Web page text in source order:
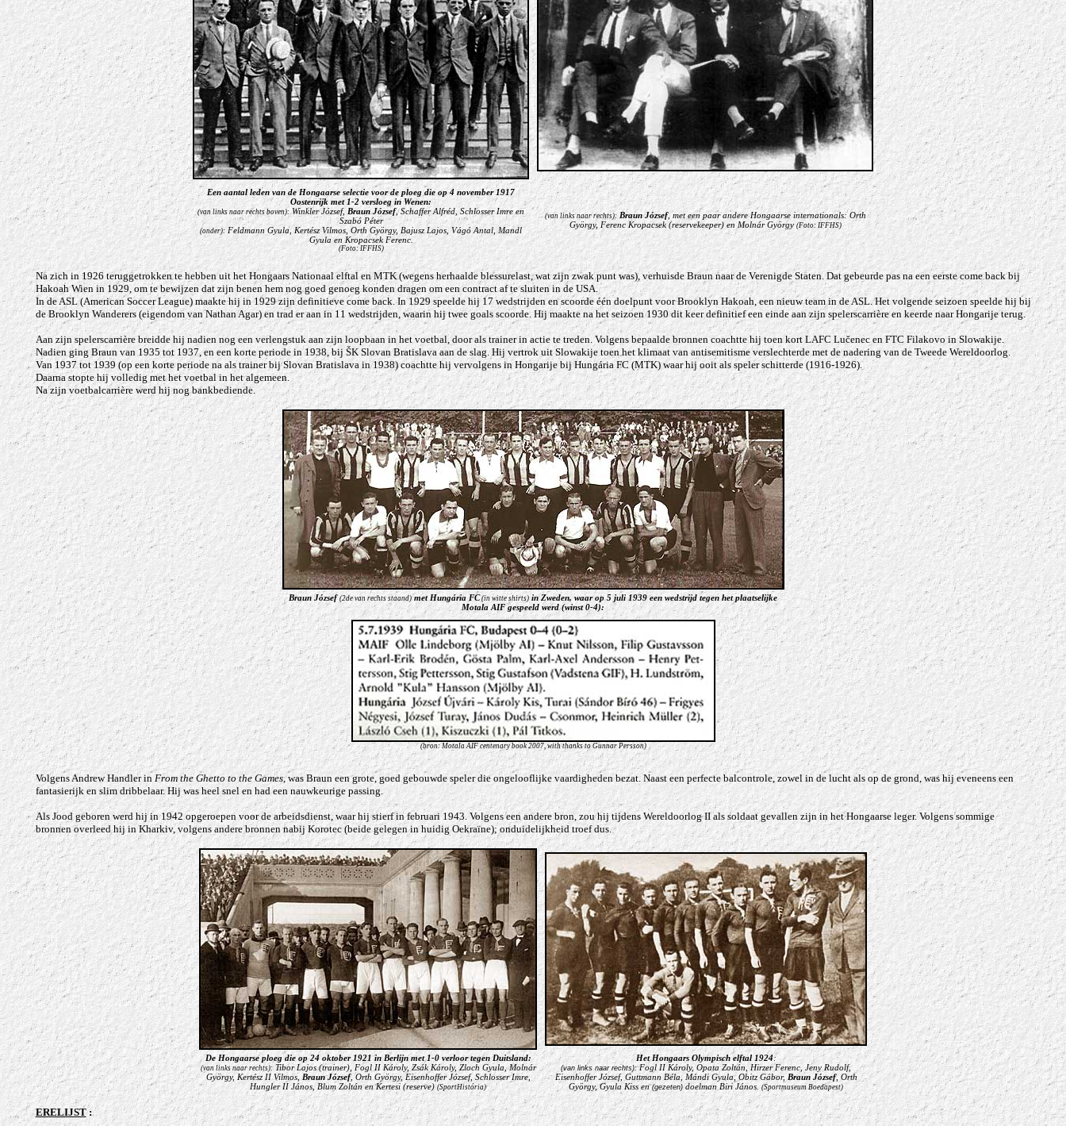
Een aantal leden van de Hongaarse selectie voor de ploeg die op 4 november 1917
Oostenrijk met 1-2 versloeg in Wenen:
(van links naar rechts boven): WinklerJózsef, BraunJózsef, SchafferAlfréd , SchlosserImre en
SzabóPéter
(onder): FeldmannGyula, KertészVilmos , Orth György, Bajusz Lajos , Vágó Antal , Mandl
Gyula en KropacsekFerenc.
(Foto: IFFHS)
(van links naar rechts): Braun József, met een paar andere Hongaarse internationals: Orth
György, Ferenc Kropacsek (reservekeeper) en Molnár György (Foto: IFFHS)
Na zich in 1926 teruggetrokken te hebben uit het Hongaars Nationaal elftal en MTK (wegens herhaalde blessurelast, wat zijn zwak punt was), verhuisde Braun naar de Verenigde Staten. Dat gebeurde pas na een eerste come back bij
Hakoah Wien in 1929, om te bewijzen dat zijn benen hem nog goed genoeg konden dragen om een contract af te sluiten in de USA.
In de ASL (American Soccer League) maakte hij in 1929 zijn definitieve come back. In 1929 speelde hij 17 wedstrijden en scoorde één doelpunt voor Brooklyn Hakoah, een nieuw team in de ASL. Het volgende seizoen speelde hij bij
de Brooklyn Wanderers (eigendom van Nathan Agar) en trad er aan in 11 wedstrijden, waarin hij twee goals scoorde. Hij maakte na het seizoen 1930 dit keer definitief een einde aan zijn spelerscarrière en keerde naar Hongarije terug.
Aan zijn spelerscarrière breidde hij nadien nog een verlengstuk aan zijn loopbaan in het voetbal, door als trainer in actie te treden. Volgens bepaalde bronnen coachtte hij toen kort LAFC Lučenec en FTC Filakovo in Slowakije.
Nadien ging Braun van 1935 tot 1937, en een korte periode in 1938, bij ŠK Slovan Bratislava aan de slag. Hij vertrok uit Slowakije toen het klimaat van antisemitisme verslechterde met de nadering van de Tweede Wereldoorlog.
Van 1937 tot 1939 (op een korte periode na als trainer bij Slovan Bratislava in 1938) coachtte hij vervolgens in Hongarije bij Hungária FC (MTK) waar hij ooit als speler schitterde (1916-1926).
Daarna stopte hij volledig met het voetbal in het algemeen.
Na zijn voetbalcarrière werd hij nog bankbediende.
Braun József (2de van rechts staand)met Hungária FC(in witte shirts)in Zweden, waarop 5 juli 1939 een wedstrijd tegen het plaatselijke
Motala AIF gespeeld werd (winst 0-4):
(bron: Motala AIF centenary book 2007, with thanks to Gunnar Persson)
Volgens Andrew Handler in From the Ghetto to the Games, was Braun een grote, goed gebouwde speler die ongelooflijke vaardigheden bezat. Naast een perfecte balcontrole, zowel in de lucht als op de grond, was hij eveneens een
fantasierijk en slim dribbelaar. Hij was heel snel en had een nauwkeurige passing.
Als Jood geboren werd hij in 1942 opgeroepen voor de arbeidsdienst, waar hij stierf in februari 1943. Volgens een andere bron, zou hij tijdens Wereldoorlog II als soldaat gevallen zijn in het Hongaarse leger. Volgens sommige
bronnen overleed hij in Kharkiv, volgens andere bronnen nabij Korotec (beide gelegen in huidig Oekraïne); onduidelijkheid troef dus.
De Hongaarse ploeg die op 24 oktober 1921 in Berlijn met 1-0 verloor tegen Duitsland:
(van links naar rechts): Tibor Lajos (trainer), Fogl II Károly, Zsák Károly, Zloch Gyula, Molnár
György, Kertész II Vilmos,Braun József, Orth György, Eisenhoffer József, Schlosser Imre,
Hungler II János, Blum Zoltán en Kertesi (reserve) (SportHistória)
Het Hongaars Olympisch elftal 1924:
(van links naar rechts):Fogl II Károly, Opata Zoltán, Hirzer Ferenc, Jeny Rudolf,
Eisenhoffer József, Guttmann Béla, Mándi Gyula, Obitz Gábor, Braun József, Orth
György, Gyula Kiss en(gezeten) doelman Biri János. (Sportmuseum Boedapest)
ERELIJST: